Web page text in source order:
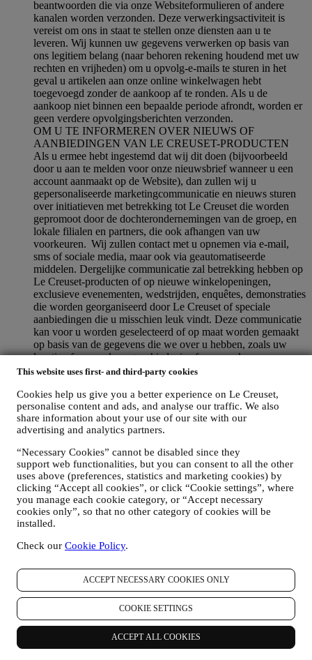
This website uses first- and third-party cookies
Cookies help us give you a better experience on Le Creuset,
personalise content and ads, and analyse our traffic. We also
share information about your use of our site with our
advertising and analytics partners.
“Necessary Cookies” cannot be disabled since they
support web functionalities, but you can consent to all the other
uses above (preferences, statistics and marketing cookies) by
clicking “Accept all cookies”, or click “Cookie settings”, where
you manage each cookie category, or “Accept necessary
cookies only”, so that no other category of cookies will be
installed.
Check our Cookie Policy.
ACCEPT NECESSARY COOKIES ONLY
COOKIE SETTINGS
ACCEPT ALL COOKIES
beantwoorden die via onze Websiteformulieren of andere
kanalen worden verzonden. Deze verwerkingsactiviteit is
vereist om ons in staat te stellen onze diensten aan u te
leveren. Wij kunnen uw gegevens verwerken op basis van
ons legitiem belang (naar behoren rekening houdend met uw
rechten en vrijheden) om u opvolg-e-mails te sturen in het
geval u artikelen aan onze online winkelwagen hebt
toegevoegd zonder de aankoop af te ronden. Als u de
aankoop niet binnen een bepaalde periode afrondt, worden er
geen verdere opvolgingsberichten verzonden.
OM U TE INFORMEREN OVER NIEUWS OF
AANBIEDINGEN VAN LE CREUSET-PRODUCTEN
Als u ermee hebt ingestemd dat wij dit doen (bijvoorbeeld
door u aan te melden voor onze nieuwsbrief wanneer u een
account aanmaakt op de Website), dan zullen wij u
gepersonaliseerde marketingcommunicatie en nieuws sturen
over initiatieven met betrekking tot Le Creuset die worden
gepromoot door de dochterondernemingen van de groep, en
lokale filialen en partners, die ook afhangen van uw
voorkeuren. Wij zullen contact met u opnemen via e-mail,
sms of sociale media, maar ook via geautomatiseerde
middelen. Dergelijke communicatie zal betrekking hebben op
Le Creuset-producten of op nieuwe winkelopeningen,
exclusieve evenementen, wedstrijden, enquêtes, demonstraties
die worden georganiseerd door Le Creuset of speciale
aanbiedingen die u misschien leuk vindt. Deze communicatie
kan voor u worden geselecteerd of op maat worden gemaakt
op basis van de gegevens die we over u hebben, zoals uw
locatie of uw aankoopgeschiedenis of uw voorkeuren voor
onze producten. Wij zullen uw gegevens gebruiken om uw
communicatie te personaliseren om deze relevanter en
interessanter te maken. Er zullen geen andere gevolgen zijn.
Wij verzamelen ook statistieken over het openen van e-mail
en klikgedrag met behulp van de in de sector gangbare
volgen. Deze verwerking is gebaseerd op uw toestemming
om gepersonaliseerde marketingcommunicatie van ons te
ontvangen. De keuze om aan te melden kan worden
uitgeoefend op de plaatsen waar persoonsgegevens worden
verzameld door het juiste selectievakje aan te vinken of, als u
een Le Creuset-account heeft, via het Mijn account-gedeelte
marketingcommunicatie of updates te allen tijde kosteloos
weergegeven (om u bijvoorbeeld af te melden voor de
nieuwsbrief kunt u klikken op de afmeldlink onderaan elke e-
mail). Als u een Le Creuset account hebt, kunt u eenvoudig
uw marketingvoorkeuren beheren. Als u onze
marketingactiviteiten wilt stopzetten, kunt u in ieder geval een
e-mail sturen naarprivacy@lecreuset.com
afmelding zo spoedig mogelijk verwerken, maar in sommige